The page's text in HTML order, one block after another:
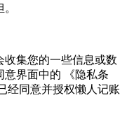
收集您的一些信息或数
界面中的 《隐私条
经同意并授权懒人记账